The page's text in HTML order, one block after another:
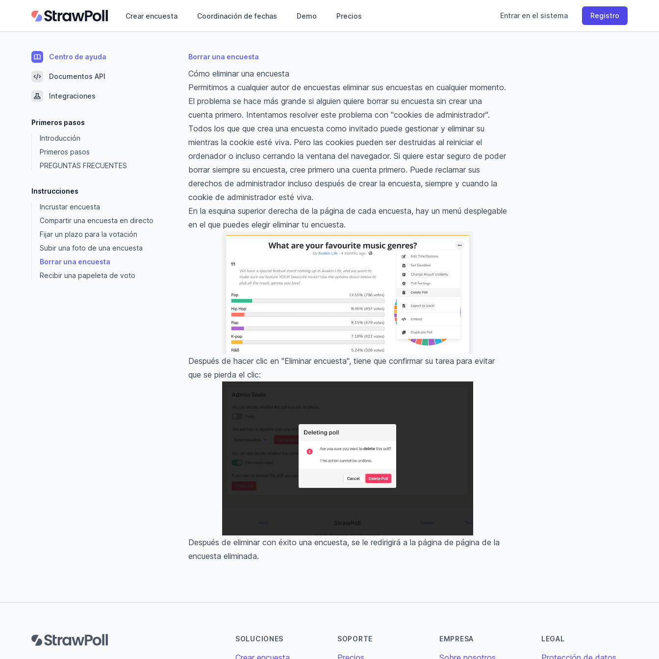
Crear encuesta Coordinación de fechas Demo Precios Entrar en el sistema Registro
Centro de ayuda
Documentos API
Integraciones
Primeros pasos
Introducción
Primeros pasos
PREGUNTAS FRECUENTES
Instrucciones
Incrustar encuesta
Compartir una encuesta en directo
Fijar un plazo para la votación
Subir una foto de una encuesta
Borrar una encuesta
Recibir una papeleta de voto
Borrar una encuesta
Cómo eliminar una encuesta
Permitimos a cualquier autor de encuestas eliminar sus encuestas en cualquier momento.
El problema se hace más grande si alguien quiere borrar su encuesta sin crear una
cuenta primero. Intentamos resolver este problema con "cookies de administrador".
Todos los que que crea una encuesta como invitado puede gestionar y eliminar su
mientras la cookie esté viva. Pero las cookies pueden ser destruidas al reiniciar el
ordenador o incluso cerrando la ventana del navegador. Si quiere estar seguro de poder
borrar siempre su encuesta, cree primero una cuenta primero. Puede reclamar sus
derechos de administrador incluso después de crear la encuesta, siempre y cuando la
cookie de administrador esté viva.
En la esquina superior derecha de la página de cada encuesta, hay un menú desplegable
en el que puedes elegir eliminar tu encuesta.
Después de hacer clic en "Eliminar encuesta", tiene que confirmar su tarea para evitar
que se pierda el clic:
Después de eliminar con éxito una encuesta, se le redirigirá a la página de página de la
encuesta eliminada.
SOLUCIONES SOPORTE EMPRESA LEGAL